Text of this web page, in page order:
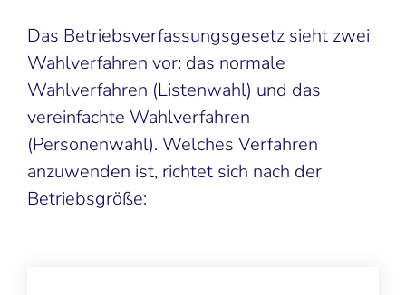
Das Betriebsverfassungsgesetz sieht zwei
Wahlverfahren vor: das normale
Wahlverfahren (Listenwahl) und das
vereinfachte Wahlverfahren
(Personenwahl). Welches Verfahren
anzuwenden ist, richtet sich nach der
Betriebsgröße: